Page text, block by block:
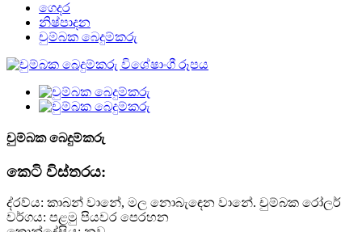
ගෙදර
නිෂ්පාදන
චුම්බක බෙදුම්කරු
චුම්බක බෙදුම්කරු
කෙටි විස්තරය:
ද්රව්ය: කාබන් වානේ, මල නොබැඳෙන වානේ. චුම්බක රෝලර්
වර්ගය: පළමු පියවර පෙරහන